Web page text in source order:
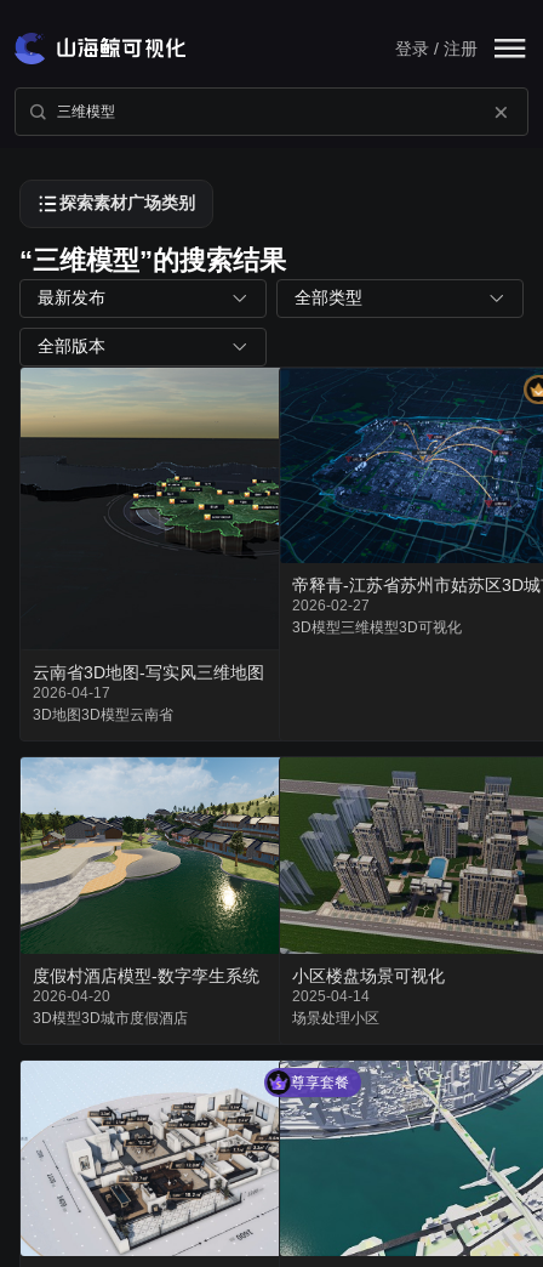
登录 / 注册
探索素材广场类别
“三维模型”的搜索结果
最新发布 全部类型
全部版本
云南省3D地图-写实风三维地图
2026-04-17
3D地图3D模型云南省
帝释青-江苏省苏州市姑苏区3D
2026-02-27
3D模型三维模型3D可视化
度假村酒店模型-数字孪生系统
2026-04-20
3D模型3D城市度假酒店
小区楼盘场景可视化
2025-04-14
场景处理小区
尊享套餐